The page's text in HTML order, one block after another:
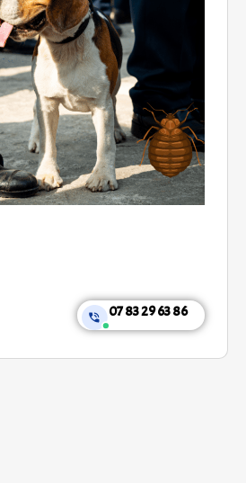
07 83 29 63 86